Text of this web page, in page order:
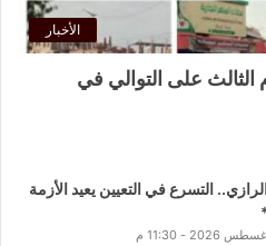
الأخبار
الثالث على التوالي في
التسرع في التعيين يعيد الأزمة